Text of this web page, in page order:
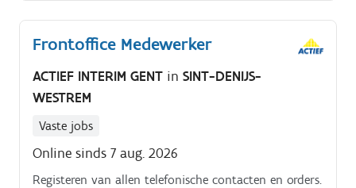
Frontoffice Medewerker
ACTIEF INTERIM GENT in SINT-DENIJS-
WESTREM
Vaste jobs
Online sinds 7 aug. 2026
Registeren van allen telefonische contacten en orders.